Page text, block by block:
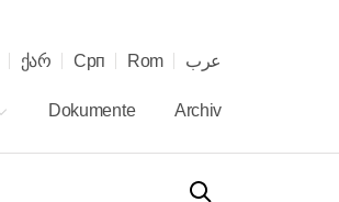
ქარ Срп Rom عرب
Dokumente Archiv